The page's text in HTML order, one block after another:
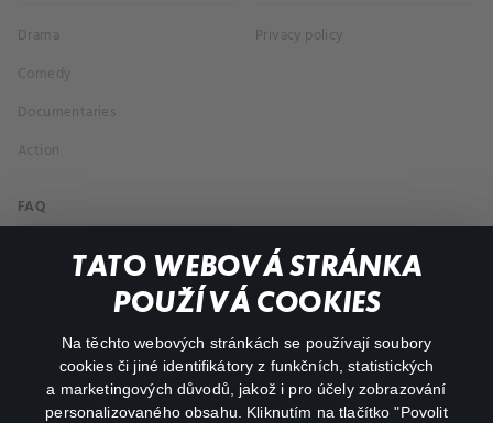
TATO WEBOVÁ STRÁNKA
POUŽÍVÁ COOKIES
Na těchto webových stránkách se používají soubory
cookies či jiné identifikátory z funkčních, statistických
a marketingových důvodů, jakož i pro účely zobrazování
personalizovaného obsahu. Kliknutím na tlačítko "Povolit
Drama
Comedy
Documentaries
Action
Privacy policy
FAQ
My profile
facebookinstagram